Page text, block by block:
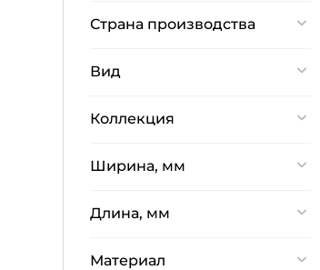
Страна производства
Вид
Коллекция
Ширина, мм
Длина, мм
Материал